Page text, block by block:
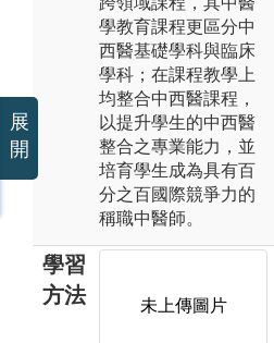
學教育課程更區分中
西醫基礎學科與臨床
學科；在課程教學上
均整合中西醫課程，
以提升學生的中西醫
整合之專業能力，並
培育學生成為具有百
分之百國際競爭力的
稱職中醫師。
學習
方法
未上傳圖片
展
開